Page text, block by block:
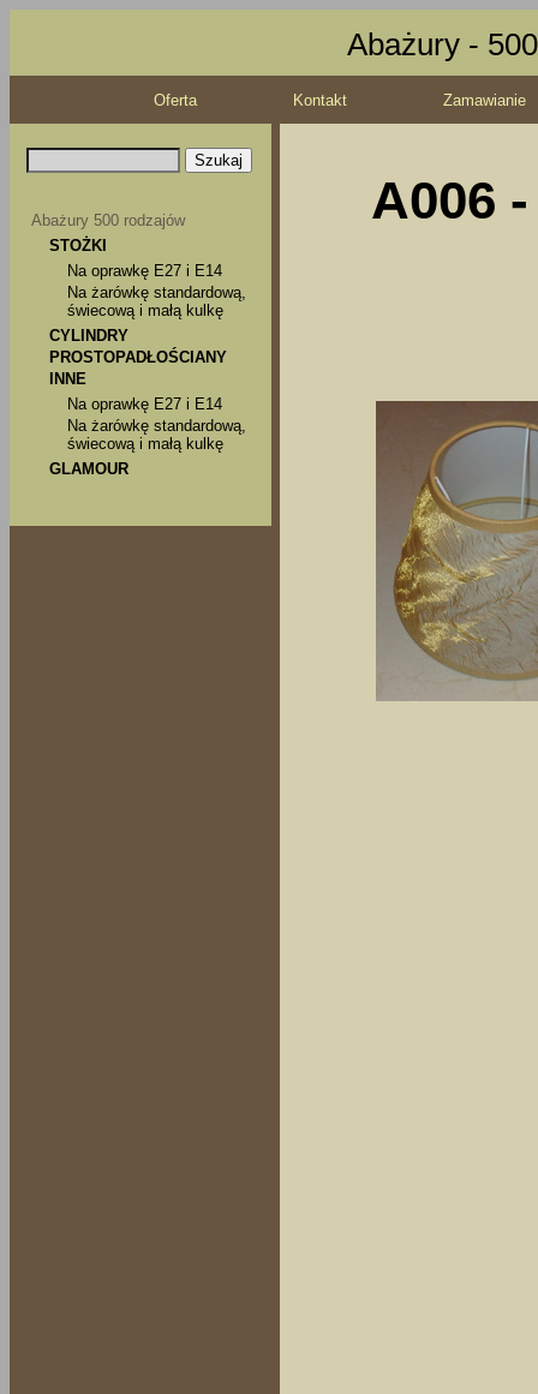
Abażury -
Oferta Kontakt Zamawianie
Abażury 500 rodzajów
STOŻKI
Na oprawkę E27 i E14
Na żarówkę standardową,
świecową i małą kulkę
CYLINDRY
PROSTOPADŁOŚCIANY
INNE
Na oprawkę E27 i E14
Na żarówkę standardową,
świecową i małą kulkę
GLAMOUR
A006